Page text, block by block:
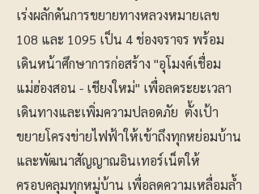
เร่งผลักดันการขยายทางหลวงหมายเลข
108 และ 1095 เป็น 4 ช่องจราจร พร้อม
เดินหน้าศึกษาการก่อสร้าง "อุโมงค์เชื่อม
แม่ฮ่องสอน - เชียงใหม่" เพื่อลดระยะเวลา
เดินทางและเพิ่มความปลอดภัย ตั้งเป้า
ขยายโครงข่ายไฟฟ้าให้เข้าถึงทุกหย่อมบ้าน
และพัฒนาสัญญาณอินเทอร์เน็ตให้
ครอบคลุมทุกหมู่บ้าน เพื่อลดความเหลื่อมล้ำ